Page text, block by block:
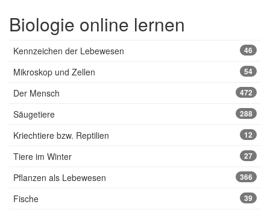
Biologie online lernen
Kennzeichen der Lebewesen 46
Mikroskop und Zellen 54
Der Mensch 472
Säugetiere 288
Kriechtiere bzw. Reptilien 12
Tiere im Winter 27
Pflanzen als Lebewesen 366
Fische 39